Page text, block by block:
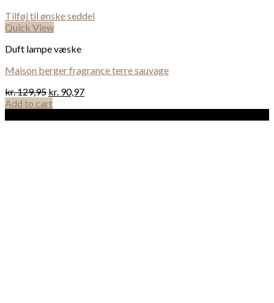
Tilføj til ønske seddel
Quick View
Duft lampe væske
Maison berger fragrance terre sauvage
kr.129,95 kr. 90,97
Add to cart